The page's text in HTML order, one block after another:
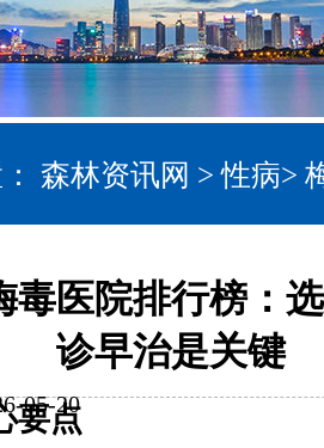
森林资讯网 >性病>
毒医院排行榜：
诊早治是关键
05-20
要点